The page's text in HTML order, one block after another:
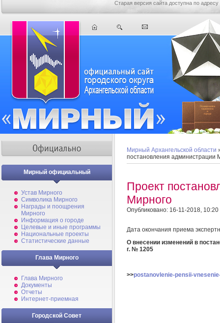
Старая версия сайта доступна по адресу
Мирный официальный
Устав Мирного
Символика Мирного
Награды и поощрения
Мирного
Информация о городе
Целевые и иные программы
Национальные проекты
Статистические данные
Глава Мирного
Глава Мирного
Документы
Отчеты
Интернет-приемная
Городской Совет
Мирный Архангельской области
постановления администрации
Проект
Мирного
Опубликовано: 16-11-2018, 10:20
Дата окончания приема
О внесении изменений в
г. № 1205
>>postanovlenie-pensii-